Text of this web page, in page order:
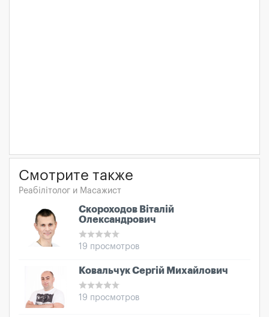
Смотрите также
Реабілітолог и Масажист
Скороходов Віталій
Олександрович
19 просмотров
Ковальчук Сергій Михайлович
19 просмотров